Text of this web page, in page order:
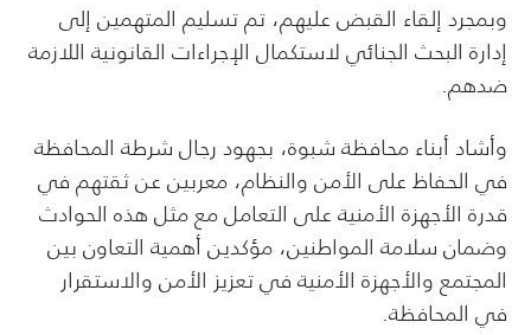
وبمجرد إلقاء القبض عليهم، تم تسليم المتهمين إلى
إدارة البحث الجنائي لاستكمال الإجراءات القانونية اللازمة
ضدهم.
وأشاد أبناء محافظة شبوة، بجهود رجال شرطة المحافظة
في الحفاظ على الأمن والنظام، معربين عن ثقتهم في
قدرة الأجهزة الأمنية على التعامل مع مثل هذه الحوادث
وضمان سلامة المواطنين، مؤكدين أهمية التعاون بين
المجتمع والأجهزة الأمنية في تعزيز الأمن والاستقرار
في المحافظة.